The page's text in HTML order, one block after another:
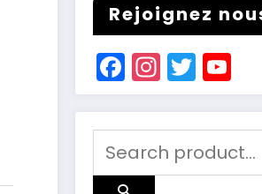
Rejoignez
Facebook